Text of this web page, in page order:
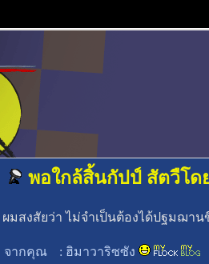
พอใกล้สิ้นกัปป์ สัตวืโด
ผมสงสัยว่า ไม่จำเป็นต้องได้ปฐมฌา
จากคุณ : ฮิมาวาริซซัง